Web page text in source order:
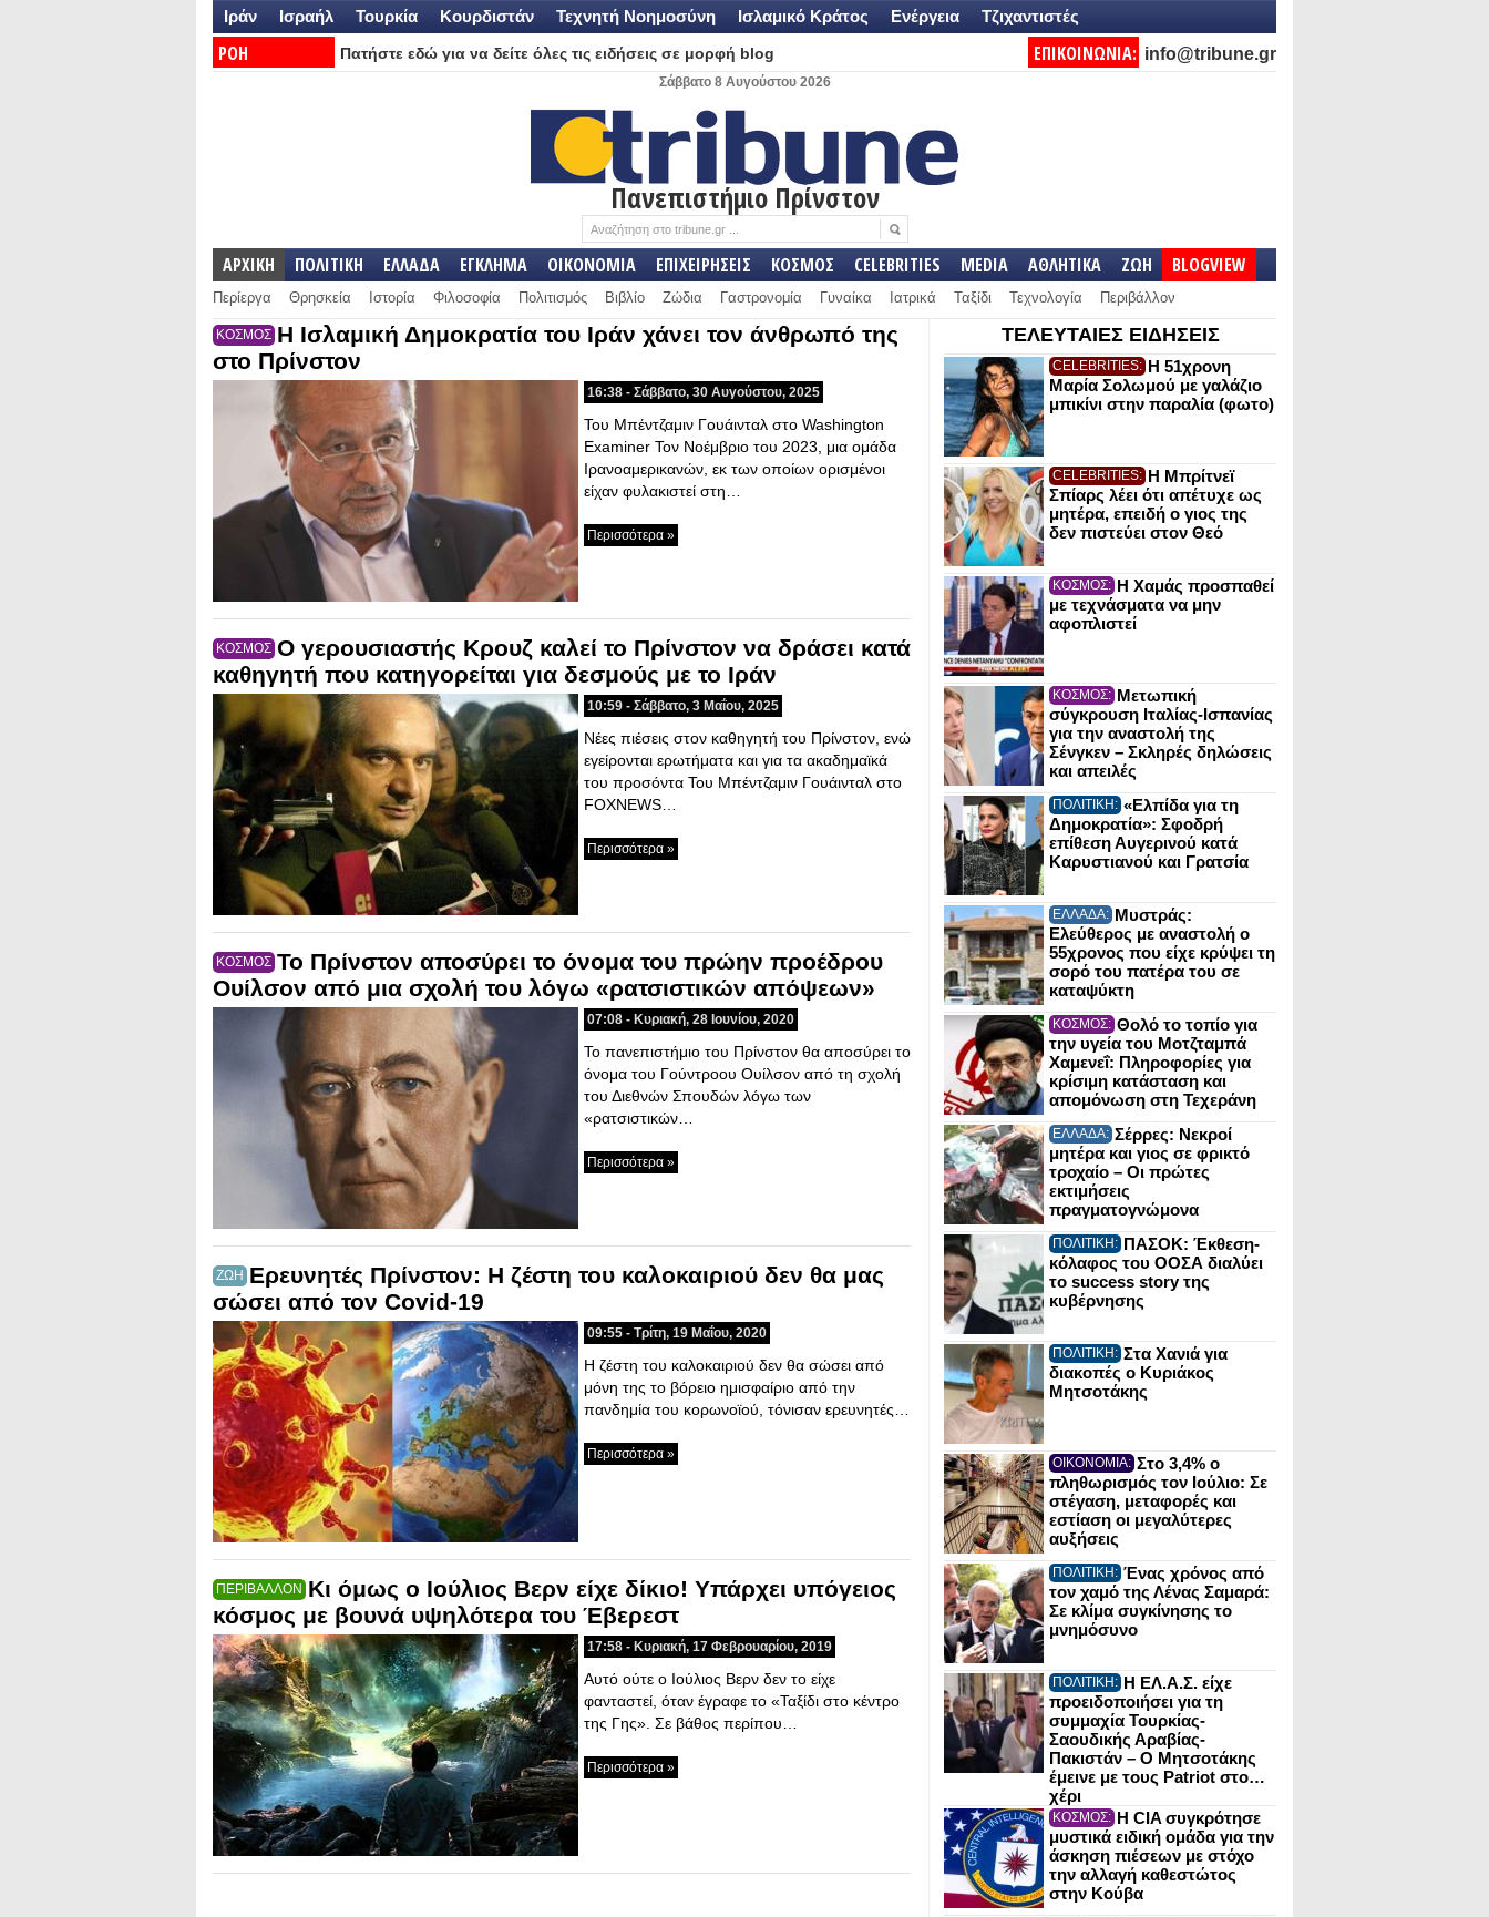
Ιράν Ισραήλ Τουρκία Κουρδιστάν Τεχνητή Νοημοσύνη Ισλαμικό Κράτος Ενέργεια Τζιχαντιστές
ΡΟΗ
Πατήστε εδώ για να δείτε όλες τις ειδήσεις σε μορφή blog ΕΠΙΚΟΙΝΩΝΙΑ: info@tribune.gr
Σάββατο 8 Αυγούστου 2026
Πανεπιστήμιο Πρίνστον
ΑΡΧΙΚΗ ΠΟΛΙΤΙΚΗ ΕΛΛΑΔΑ ΕΓΚΛΗΜΑ ΟΙΚΟΝΟΜΙΑ ΕΠΙΧΕΙΡΗΣΕΙΣ ΚΟΣΜΟΣ CELEBRITIES MEDIA ΑΘΛΗΤΙΚΑ ΖΩΗ BLOGVIEW
Περίεργα Θρησκεία Ιστορία Φιλοσοφία Πολιτισμός Βιβλίο Ζώδια Γαστρονομία Γυναίκα Ιατρικά Ταξίδι Τεχνολογία Περιβάλλον
ΚΟΣΜΟΣ Η Ισλαμική Δημοκρατία του Ιράν χάνει τον άνθρωπό της
στο Πρίνστον
16:38 - Σάββατο, 30 Αυγούστου, 2025
Του Μπέντζαμιν Γουάινταλ στο Washington
Examiner Τον Νοέμβριο του 2023, μια ομάδα
Ιρανοαμερικανών, εκ των οποίων ορισμένοι
είχαν φυλακιστεί στη…
Περισσότερα »
ΚΟΣΜΟΣ Ο γερουσιαστής Κρουζ καλεί το Πρίνστον να δράσει κατά
καθηγητή που κατηγορείται για δεσμούς με το Ιράν
10:59 - Σάββατο, 3 Μαΐου, 2025
Νέες πιέσεις στον καθηγητή του Πρίνστον, ενώ
εγείρονται ερωτήματα και για τα ακαδημαϊκά
του προσόντα Του Μπέντζαμιν Γουάινταλ στο
FOXNEWS…
Περισσότερα »
ΚΟΣΜΟΣ Το Πρίνστον αποσύρει το όνομα του πρώην προέδρου
Ουίλσον από μια σχολή του λόγω «ρατσιστικών απόψεων»
07:08 - Κυριακή, 28 Ιουνίου, 2020
Το πανεπιστήμιο του Πρίνστον θα αποσύρει το
όνομα του Γούντροου Ουίλσον από τη σχολή
του Διεθνών Σπουδών λόγω των
«ρατσιστικών…
Περισσότερα »
ΖΩΗ Ερευνητές Πρίνστον: Η ζέστη του καλοκαιριού δεν θα μας
σώσει από τον Covid-19
09:55 - Τρίτη, 19 Μαΐου, 2020
Η ζέστη του καλοκαιριού δεν θα σώσει από
μόνη της το βόρειο ημισφαίριο από την
πανδημία του κορωνοϊού, τόνισαν ερευνητές…
Περισσότερα »
ΠΕΡΙΒΑΛΛΟΝ Κι όμως ο Ιούλιος Βερν είχε δίκιο! Υπάρχει υπόγειος
κόσμος με βουνά υψηλότερα του Έβερεστ
17:58 - Κυριακή, 17 Φεβρουαρίου, 2019
Αυτό ούτε ο Ιούλιος Βερν δεν το είχε
φανταστεί, όταν έγραφε το «Ταξίδι στο κέντρο
της Γης». Σε βάθος περίπου…
Περισσότερα »
ΤΕΛΕΥΤΑΙΕΣ ΕΙΔΗΣΕΙΣ
CELEBRITIES: Η 51χρονη
Μαρία Σολωμού με γαλάζιο
μπικίνι στην παραλία (φωτο)
CELEBRITIES: Η Μπρίτνεϊ
Σπίαρς λέει ότι απέτυχε ως
μητέρα, επειδή ο γιος της
δεν πιστεύει στον Θεό
ΚΟΣΜΟΣ: Η Χαμάς προσπαθεί
με τεχνάσματα να μην
αφοπλιστεί
ΚΟΣΜΟΣ: Μετωπική
σύγκρουση Ιταλίας-Ισπανίας
για την αναστολή της
Σένγκεν – Σκληρές δηλώσεις
και απειλές
ΠΟΛΙΤΙΚΗ: «Ελπίδα για τη
Δημοκρατία»: Σφοδρή
επίθεση Αυγερινού κατά
Καρυστιανού και Γρατσία
ΕΛΛΑΔΑ: Μυστράς:
Ελεύθερος με αναστολή ο
55χρονος που είχε κρύψει τη
σορό του πατέρα του σε
καταψύκτη
ΚΟΣΜΟΣ: Θολό το τοπίο για
την υγεία του Μοτζταμπά
Χαμενεΐ: Πληροφορίες για
κρίσιμη κατάσταση και
απομόνωση στη Τεχεράνη
ΕΛΛΑΔΑ: Σέρρες: Νεκροί
μητέρα και γιος σε φρικτό
τροχαίο – Οι πρώτες
εκτιμήσεις
πραγματογνώμονα
ΠΟΛΙΤΙΚΗ: ΠΑΣΟΚ: Έκθεση-
κόλαφος του ΟΟΣΑ διαλύει
το success story της
κυβέρνησης
ΠΟΛΙΤΙΚΗ: Στα Χανιά για
διακοπές ο Κυριάκος
Μητσοτάκης
ΟΙΚΟΝΟΜΙΑ: Στο 3,4% ο
πληθωρισμός τον Ιούλιο: Σε
στέγαση, μεταφορές και
εστίαση οι μεγαλύτερες
αυξήσεις
ΠΟΛΙΤΙΚΗ: Ένας χρόνος από
τον χαμό της Λένας Σαμαρά:
Σε κλίμα συγκίνησης το
μνημόσυνο
ΠΟΛΙΤΙΚΗ: Η ΕΛ.Α.Σ. είχε
προειδοποιήσει για τη
συμμαχία Τουρκίας-
Σαουδικής Αραβίας-
Πακιστάν – Ο Μητσοτάκης
έμεινε με τους Patriot στο…
χέρι
ΚΟΣΜΟΣ: Η CIA συγκρότησε
μυστικά ειδική ομάδα για την
άσκηση πιέσεων με στόχο
την αλλαγή καθεστώτος
στην Κούβα